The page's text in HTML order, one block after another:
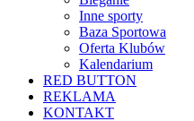
Inne sporty
Baza Sportowa
Oferta Klubów
Kalendarium
RED BUTTON
REKLAMA
KONTAKT